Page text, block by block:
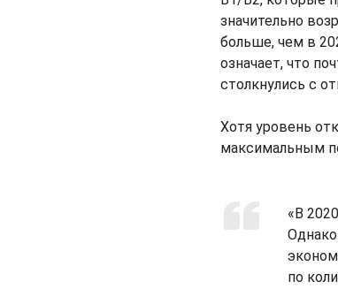
значительно
больше, чем в
означает, что
столкнулись с
Хотя уровень
максимальным
«В
по